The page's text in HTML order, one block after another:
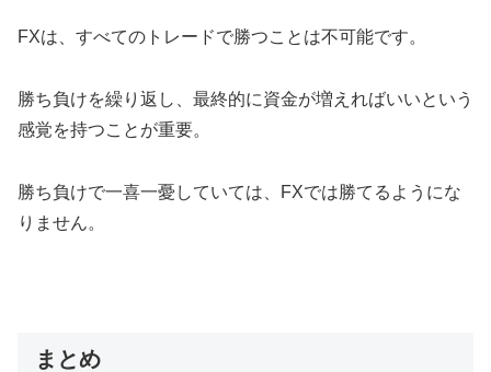
FXは、すべてのトレードで勝つことは不可能です。
勝ち負けを繰り返し、最終的に資金が増えればいいという
感覚を持つことが重要。
勝ち負けで一喜一憂していては、FXでは勝てるようにな
りません。
まとめ